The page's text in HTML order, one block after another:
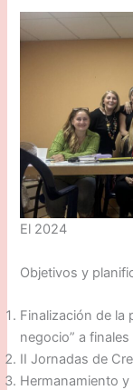
El 2024
Objetivos y
Finalización de la
negocio” a finales
II Jornadas de
Hermanamiento